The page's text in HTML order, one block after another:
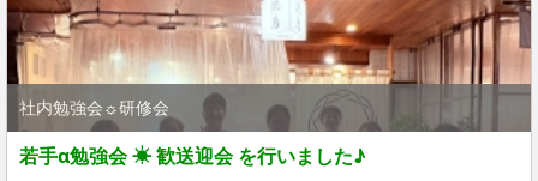
社内勉強会☼研修会
若手α勉強会 ☀ 歓送迎会 を行いました♪